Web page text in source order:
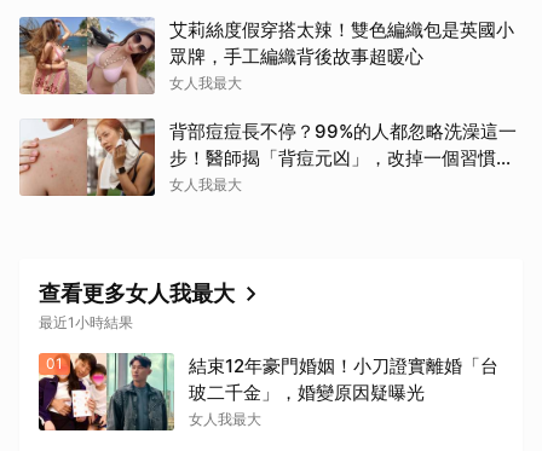
艾莉絲度假穿搭太辣！雙色編織包是英國小
眾牌，手工編織背後故事超暖心
女人我最大
背部痘痘長不停？99%的人都忽略洗澡這一
步！醫師揭「背痘元凶」，改掉一個習慣真
的差很多
女人我最大
查看更多女人我最大
最近1小時結果
01
結束12年豪門婚姻！小刀證實離婚「台
玻二千金」，婚變原因疑曝光
女人我最大